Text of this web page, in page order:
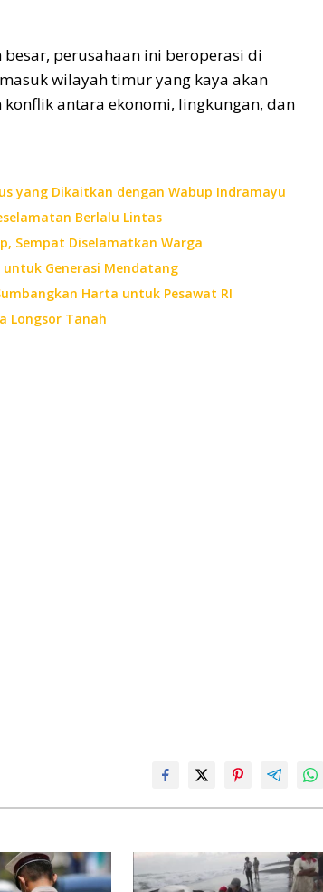
perusahaan ini beroperasi di
wilayah timur yang kaya akan
antara ekonomi, lingkungan, dan
yang Dikaitkan dengan Wabup Indramayu
Berlalu Lintas
Sempat Diselamatkan Warga
Generasi Mendatang
Harta untuk Pesawat RI
Longsor Tanah